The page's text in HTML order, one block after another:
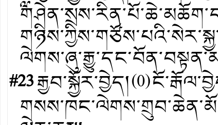
#23རྒྱབ་སྐྱོར་བྱེད།(0)